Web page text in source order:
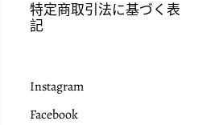
特定商取引法に基づく表
記
Instagram
Facebook